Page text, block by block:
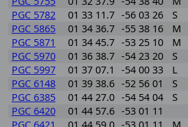
PGC 5782
01 33 11.7 -56 03 26 S
PGC 5865
01 34 36.7 -55 38 16 M
PGC 5871
01 34 45.7 -53 25 10 M
PGC 5970
01 36 38.7 -54 23 20 S
PGC 5997
01 37 07.1 -54 00 33 L
PGC 6148
01 39 38.6 -52 56 01 S
PGC 6385
01 44 27.0 -54 54 04 S
PGC 6420
01 44 57.6 -53 01 11